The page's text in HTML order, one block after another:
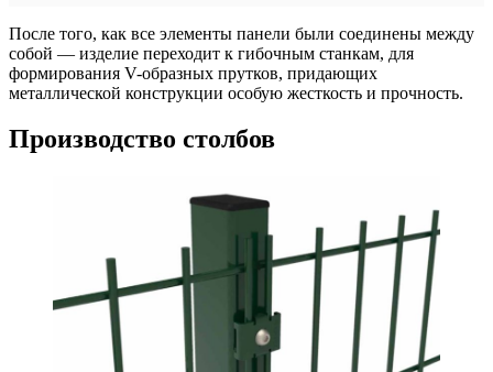
После того, как все элементы панели были соединены между
собой — изделие переходит к гибочным станкам, для
формирования V-образных прутков, придающих
металлической конструкции особую жесткость и прочность.
Производство столбов